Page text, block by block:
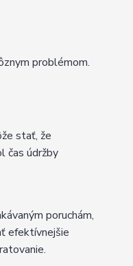
problémom.
stať, že
čas údržby
poruchám,
efektívnejšie